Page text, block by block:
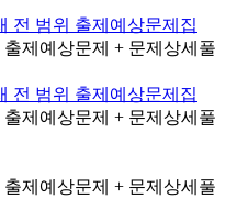
전 범위 출제예상문제집
출제예상문제 + 문제상세풀
전 범위 출제예상문제집
출제예상문제 + 문제상세풀
출제예상문제 + 문제상세풀